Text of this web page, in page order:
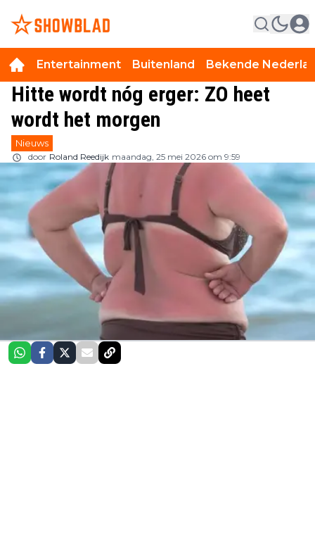
Entertainment Buitenland Bekende
Hitte wordt nóg erger: ZO heet
wordt het morgen
Nieuws
door Roland Reedijk maandag, 25 mei 2026 om 9:59